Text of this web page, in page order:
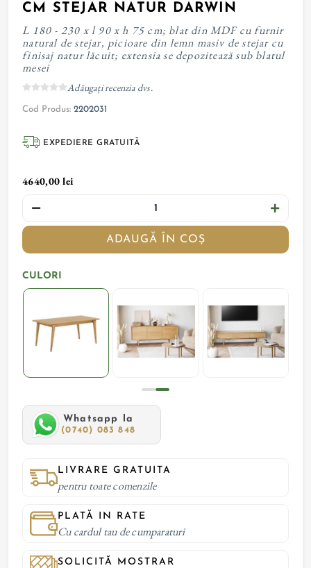
CM STEJAR NATUR DARWIN
L 180 - 230 x l 90 x h 75 cm; blat din MDF cu furnir
natural de stejar, picioare din lemn masiv de stejar cu
finisaj natur lăcuit; extensia se depozitează sub blatul
mesei
Adăugați recenzia dvs.
Cod Produs: 2202031
EXPEDIERE GRATUITĂ
4640,00 lei
ADAUGĂ ÎN COȘ
CULORI
Whatsapp la
(0740) 083 848
LIVRARE GRATUITA
pentru toate comenzile
PLATĂ IN RATE
Cu cardul tau de cumparaturi
SOLICITĂ MOSTRAR